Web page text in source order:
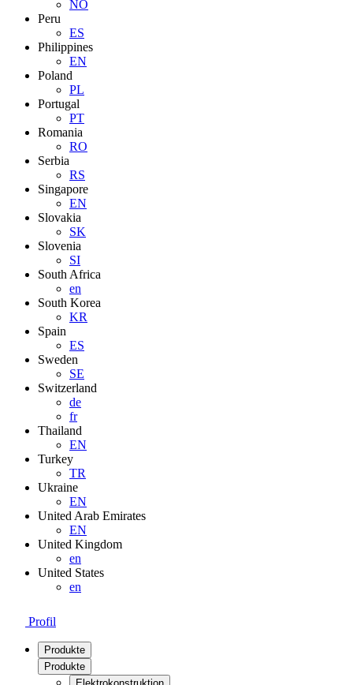
NO
Peru
ES
Philippines
EN
Poland
PL
Portugal
PT
Romania
RO
Serbia
RS
Singapore
EN
Slovakia
SK
Slovenia
SI
South Africa
en
South Korea
KR
Spain
ES
Sweden
SE
Switzerland
de
fr
Thailand
EN
Turkey
TR
Ukraine
EN
United Arab Emirates
EN
United Kingdom
en
United States
en
Profil
Produkte
Produkte